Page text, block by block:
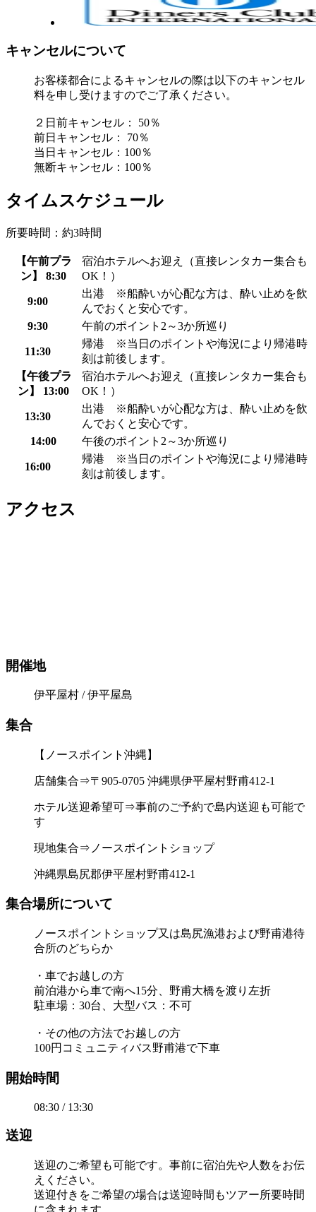
キャンセルについて
お客様都合によるキャンセルの際は以下のキャンセル
料を申し受けますのでご了承ください。
２日前キャンセル： 50％
前日キャンセル： 70％
当日キャンセル：100％
無断キャンセル：100％
タイムスケジュール
所要時間：約3時間
【午前プラ
ン】 8:30
宿泊ホテルへお迎え（直接レンタカー集合も
OK！）
9:00
出港 ※船酔いが心配な方は、酔い止めを飲
んでおくと安心です。
9:30
午前のポイント2～3か所巡り
11:30
帰港 ※当日のポイントや海況により帰港時
刻は前後します。
【午後プラ
ン】 13:00
宿泊ホテルへお迎え（直接レンタカー集合も
OK！）
13:30
出港 ※船酔いが心配な方は、酔い止めを飲
んでおくと安心です。
14:00
午後のポイント2～3か所巡り
16:00
帰港 ※当日のポイントや海況により帰港時
刻は前後します。
アクセス
開催地
伊平屋村 / 伊平屋島
集合
【ノースポイント沖縄】
店舗集合⇒〒905-0705 沖縄県伊平屋村野甫412-1
ホテル送迎希望可⇒事前のご予約で島内送迎も可能で
す
現地集合⇒ノースポイントショップ
沖縄県島尻郡伊平屋村野甫412-1
集合場所について
ノースポイントショップ又は島尻漁港および野甫港待
合所のどちらか
・車でお越しの方
前泊港から車で南へ15分、野甫大橋を渡り左折
駐車場：30台、大型バス：不可
・その他の方法でお越しの方
100円コミュニティバス野甫港で下車
開始時間
08:30 / 13:30
送迎
送迎のご希望も可能です。事前に宿泊先や人数をお伝
えください。
送迎付きをご希望の場合は送迎時間もツアー所要時間
に含まれます。